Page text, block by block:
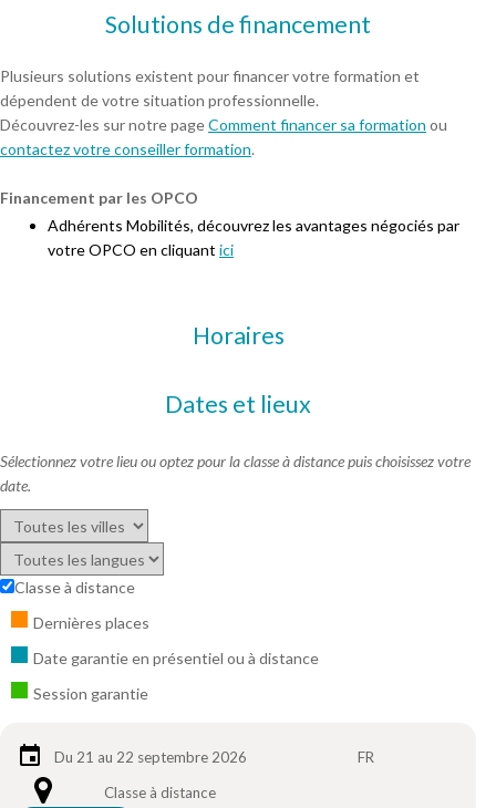
Solutions de financement
Plusieurs solutions existent pour financer votre formation et
dépendent de votre situation professionnelle.
Découvrez-les sur notre pageComment financer sa formation ou
contactez votre conseiller formation.
Financement par les OPCO
Adhérents Mobilités, découvrez les avantages négociés par
votre OPCO en cliquant ici
Horaires
Dates et lieux
Sélectionnez votre lieu ou optez pour la classe à distance puis choisissez votre
date.
Classe à distance
Dernières places
Date garantie en présentiel ou à distance
Session garantie
Du 21 au 22 septembre 2026
FR
Classe à distance